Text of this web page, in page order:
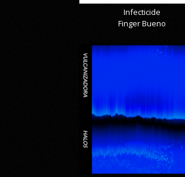
Infecticide
Finger Bueno